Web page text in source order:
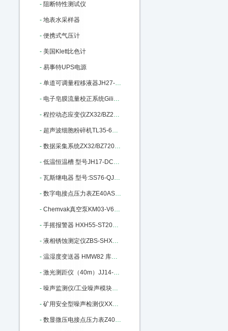
- 阻断特性测试仪
- 地表水采样器
- 便携式气压计
- 美国Klett比色计
- 易事特UPS电源
- 单道可调量程移液器JH27-100-1000ul M22806
- 电子皂膜流量校正系统Gilibrator-2：M91285
- 程控动态应变仪ZX32/BZ2668 库号：M184253
- 超声波细胞粉碎机TL35-650Y库号：M240147
- 数据采集系统ZX32/BZ7201库号：M242379
- 低温恒温槽 型号JH17-DC0506：M302981
- 瓦斯继电器 型号:SS76-QJ1G-80A：M337579
- 数字电接点压力表ZE40AS-100K库号：M358090
- Chemvak真空泵KM03-V600库号：M364317
- 手摇报警器 HXH55-ST200库号：M398695
- 液相锈蚀测定仪ZBS-SHXS-3库号：M400669
- 温湿度变送器 HMW82 库号：M403629
- 激光测距仪（40m）JJ14-HP-5040库号：M404255
- 噪声监测仪/工业噪声模块BR-ZS2：M405669
- 矿用安全型噪声检测仪XX15-YSD130：M340378
- 数显微压电接点压力表Z40AS-600P-E/C